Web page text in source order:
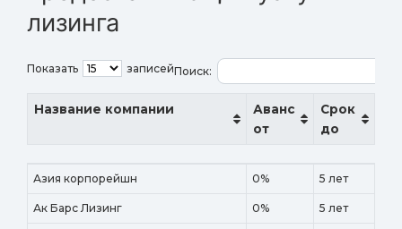
лизинга
Показать записейПоиск:
Название компании
Аванс
от
Срок
до
Название компании
Аванс
Срок
Азия корпорейшн 0% 5 лет
Ак Барс Лизинг 0% 5 лет